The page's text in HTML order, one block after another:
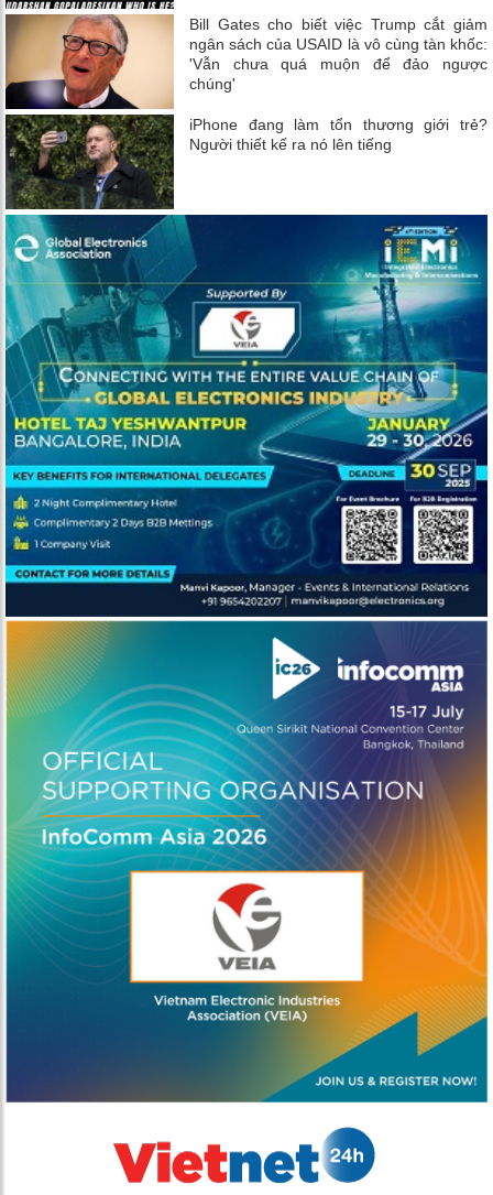
Bill Gates cho biết việc Trump cắt giảm
ngân sách của USAID là vô cùng tàn khốc:
'Vẫn chưa quá muộn để đảo ngược
chúng'
iPhone đang làm tổn thương giới trẻ?
Người thiết kế ra nó lên tiếng